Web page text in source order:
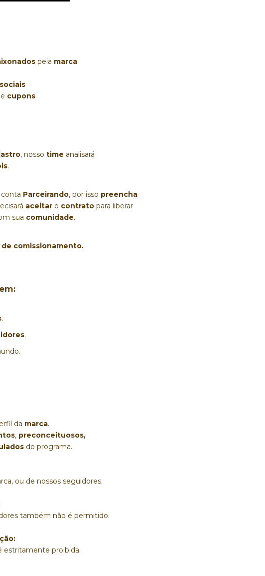
pela marca
cupons.
, nosso time analisará
.
Parceirando, por isso preencha
aceitar o contrato para liberar
sua comunidade.
de comissionamento.
.
.
da marca.
, preconceituosos,
do programa.
ou de nossos seguidores.
também não é permitido.
estritamente proibida.